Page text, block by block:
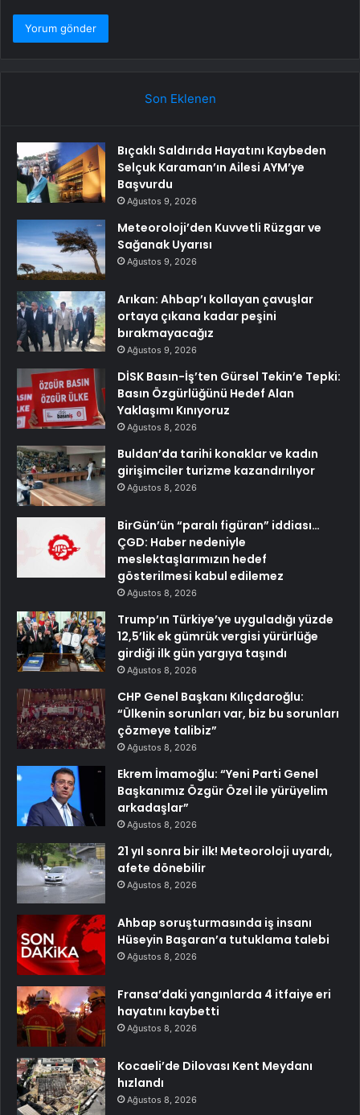
Son Eklenen
Bıçaklı Saldırıda Hayatını Kaybeden
Selçuk Karaman’ın Ailesi AYM’ye
Başvurdu
Ağustos 9, 2026
Meteoroloji’den Kuvvetli Rüzgar ve
Sağanak Uyarısı
Ağustos 9, 2026
Arıkan: Ahbap’ı kollayan çavuşlar
ortaya çıkana kadar peşini
bırakmayacağız
Ağustos 9, 2026
DİSK Basın-İş’ten Gürsel Tekin’e Tepki:
Basın Özgürlüğünü Hedef Alan
Yaklaşımı Kınıyoruz
Ağustos 8, 2026
Buldan’da tarihi konaklar ve kadın
girişimciler turizme kazandırılıyor
Ağustos 8, 2026
BirGün’ün “paralı figüran” iddiası…
ÇGD: Haber nedeniyle
meslektaşlarımızın hedef
gösterilmesi kabul edilemez
Ağustos 8, 2026
Trump’ın Türkiye’ye uyguladığı yüzde
12,5’lik ek gümrük vergisi yürürlüğe
girdiği ilk gün yargıya taşındı
Ağustos 8, 2026
CHP Genel Başkanı Kılıçdaroğlu:
“Ülkenin sorunları var, biz bu sorunları
çözmeye talibiz”
Ağustos 8, 2026
Ekrem İmamoğlu: “Yeni Parti Genel
Başkanımız Özgür Özel ile yürüyelim
arkadaşlar”
Ağustos 8, 2026
21 yıl sonra bir ilk! Meteoroloji uyardı,
afete dönebilir
Ağustos 8, 2026
Ahbap soruşturmasında iş insanı
Hüseyin Başaran’a tutuklama talebi
Ağustos 8, 2026
Fransa’daki yangınlarda 4 itfaiye eri
hayatını kaybetti
Ağustos 8, 2026
Kocaeli’de Dilovası Kent Meydanı
hızlandı
Ağustos 8, 2026